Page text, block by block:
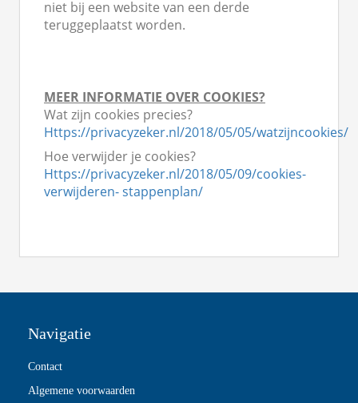
niet bij een website van een derde
teruggeplaatst worden.
MEER INFORMATIE OVER COOKIES?
Wat zijn cookies precies?
Https://privacyzeker.nl/2018/05/05/watzijncookies/
Hoe verwijder je cookies?
Https://privacyzeker.nl/2018/05/09/cookies-
verwijderen- stappenplan/
Navigatie
Contact
Algemene voorwaarden